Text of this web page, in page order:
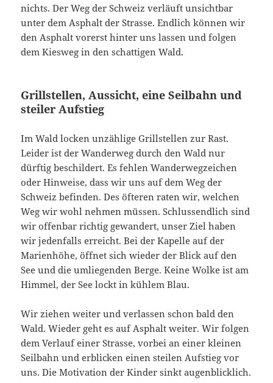
nichts. Der Weg der Schweiz verläuft unsichtbar
unter dem Asphalt der Strasse. Endlich können wir
den Asphalt vorerst hinter uns lassen und folgen
dem Kiesweg in den schattigen Wald.
Grillstellen, Aussicht, eine Seilbahn und
steiler Aufstieg
Im Wald locken unzählige Grillstellen zur Rast.
Leider ist der Wanderweg durch den Wald nur
dürftig beschildert. Es fehlen Wanderwegzeichen
oder Hinweise, dass wir uns auf dem Weg der
Schweiz befinden. Des öfteren raten wir, welchen
Weg wir wohl nehmen müssen. Schlussendlich sind
wir offenbar richtig gewandert, unser Ziel haben
wir jedenfalls erreicht. Bei der Kapelle auf der
Marienhöhe, öffnet sich wieder der Blick auf den
See und die umliegenden Berge. Keine Wolke ist am
Himmel, der See lockt in kühlem Blau.
Wir ziehen weiter und verlassen schon bald den
Wald. Wieder geht es auf Asphalt weiter. Wir folgen
dem Verlauf einer Strasse, vorbei an einer kleinen
Seilbahn und erblicken einen steilen Aufstieg vor
uns. Die Motivation der Kinder sinkt augenblicklich.